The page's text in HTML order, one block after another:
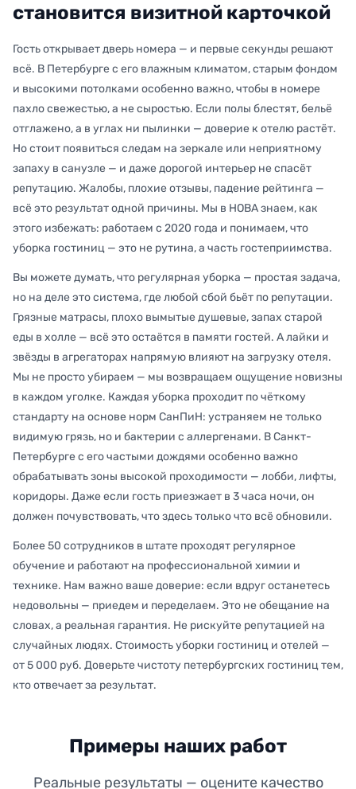
становится визитной карточкой
Гость открывает дверь номера — и первые секунды решают
всё. В Петербурге с его влажным климатом, старым фондом
и высокими потолками особенно важно, чтобы в номере
пахло свежестью, а не сыростью. Если полы блестят, бельё
отглажено, а в углах ни пылинки — доверие к отелю растёт.
Но стоит появиться следам на зеркале или неприятному
запаху в санузле — и даже дорогой интерьер не спасёт
репутацию. Жалобы, плохие отзывы, падение рейтинга —
всё это результат одной причины. Мы в НОВА знаем, как
этого избежать: работаем с 2020 года и понимаем, что
уборка гостиниц — это не рутина, а часть гостеприимства.
Вы можете думать, что регулярная уборка — простая задача,
но на деле это система, где любой сбой бьёт по репутации.
Грязные матрасы, плохо вымытые душевые, запах старой
еды в холле — всё это остаётся в памяти гостей. А лайки и
звёзды в агрегаторах напрямую влияют на загрузку отеля.
Мы не просто убираем — мы возвращаем ощущение новизны
в каждом уголке. Каждая уборка проходит по чёткому
стандарту на основе норм СанПиН: устраняем не только
видимую грязь, но и бактерии с аллергенами. В Санкт-
Петербурге с его частыми дождями особенно важно
обрабатывать зоны высокой проходимости — лобби, лифты,
коридоры. Даже если гость приезжает в 3 часа ночи, он
должен почувствовать, что здесь только что всё обновили.
Более 50 сотрудников в штате проходят регулярное
обучение и работают на профессиональной химии и
технике. Нам важно ваше доверие: если вдруг останетесь
недовольны — приедем и переделаем. Это не обещание на
словах, а реальная гарантия. Не рискуйте репутацией на
случайных людях. Стоимость уборки гостиниц и отелей —
от 5 000 руб. Доверьте чистоту петербургских гостиниц тем,
кто отвечает за результат.
Примеры наших работ
Реальные результаты — оцените качество